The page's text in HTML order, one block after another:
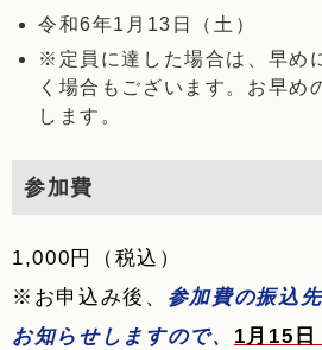
令和6年1月13日（土）
※定員に達した場合は、早め
く場合もございます。お早め
します。
参加費
1,000円（税込）
※お申込み後、 参加費の振込
お知らせしますので、 1月15日